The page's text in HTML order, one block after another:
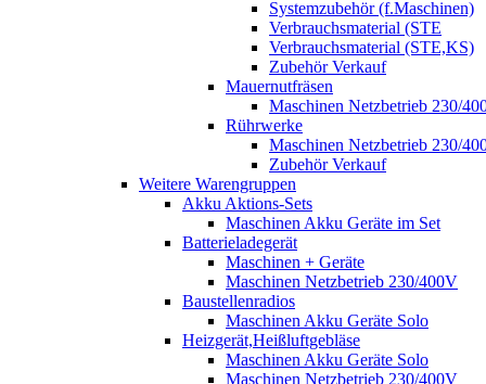
Systemzubehör (f.Maschinen)
Verbrauchsmaterial (STE
Verbrauchsmaterial (STE,KS)
Zubehör Verkauf
Mauernutfräsen
Maschinen Netzbetrieb 230/
Rührwerke
Maschinen Netzbetrieb 230/
Zubehör Verkauf
Weitere Warengruppen
Akku Aktions-Sets
Maschinen Akku Geräte im Set
Batterieladegerät
Maschinen + Geräte
Maschinen Netzbetrieb 230/400V
Baustellenradios
Maschinen Akku Geräte Solo
Heizgerät,Heißluftgebläse
Maschinen Akku Geräte Solo
Maschinen Netzbetrieb 230/400V